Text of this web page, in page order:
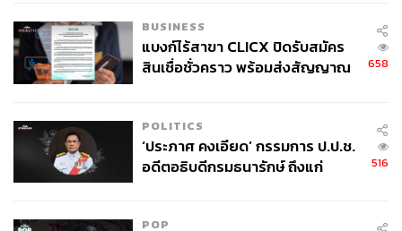
ช่องทางติดตามTHE STANDARD WEALTH
Instagram:instagram.com/thestandardwealth
Official Line:https://lin.ee/xfPbXUP
BUSINESS
แบงก์ไร้สาขา CLICX ปิดรับสมัคร
สินเชื่อชั่วคราว พร้อมส่งสัญญาณ
658
POLITICS
‘ประภาศ คงเอียด’ กรรมการ ป.ป.ช.
อดีตอธิบดีกรมธนารักษ์ ถึงแก่
516
POP